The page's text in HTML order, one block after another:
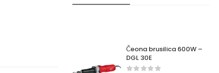
Čeona brusilica 600W –
DGL 30E